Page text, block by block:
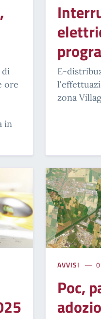
di
ore
in
E-
zona
AVVISI
Poc,